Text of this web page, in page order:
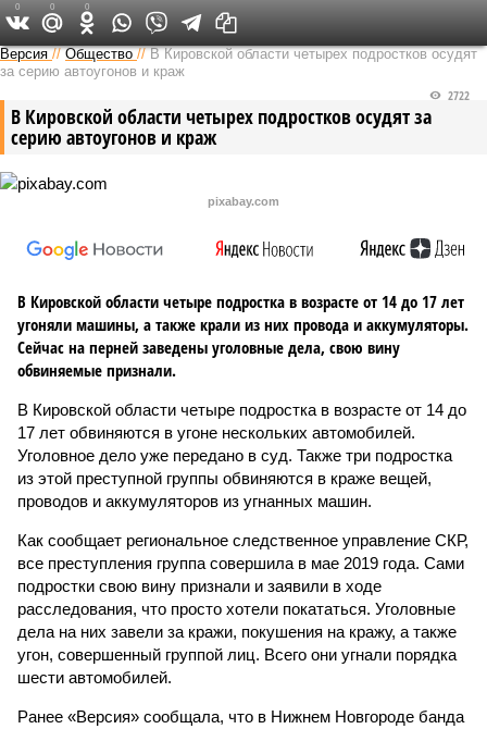
Версия в Кирове
Версия //Общество //В Кировской области четырех подростков осудят
за серию автоугонов и краж
В Кировской области четырех подростков осудят за
серию автоугонов и краж
2722
pixabay.com
В Кировской области четыре подростка в возрасте от 14 до 17 лет
угоняли машины, а также крали из них провода и аккумуляторы.
Сейчас на перней заведены уголовные дела, свою вину
обвиняемые признали.
В Кировской области четыре подростка в возрасте от 14 до
17 лет обвиняются в угоне нескольких автомобилей.
Уголовное дело уже передано в суд. Также три подростка
из этой преступной группы обвиняются в краже вещей,
проводов и аккумуляторов из угнанных машин.
Как сообщает региональное следственное управление СКР,
все преступления группа совершила в мае 2019 года. Сами
подростки свою вину признали и заявили в ходе
расследования, что просто хотели покататься. Уголовные
дела на них завели за кражи, покушения на кражу, а также
угон, совершенный группой лиц. Всего они угнали порядка
шести автомобилей.
Ранее «Версия» сообщала, что в Нижнем Новгороде банда
0 0 0